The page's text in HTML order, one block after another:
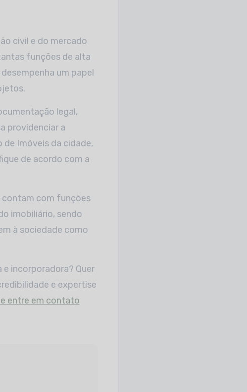
civil e do mercado
funções de alta
um papel
legal,
providenciar a
de Imóveis da cidade,
de acordo com a
contam com funções
imobiliário, sendo
à sociedade como
incorporadora? Quer
e expertise
entre em contato